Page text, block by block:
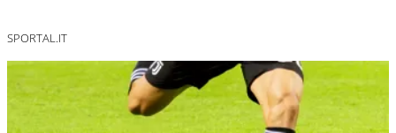
SPORTAL.IT